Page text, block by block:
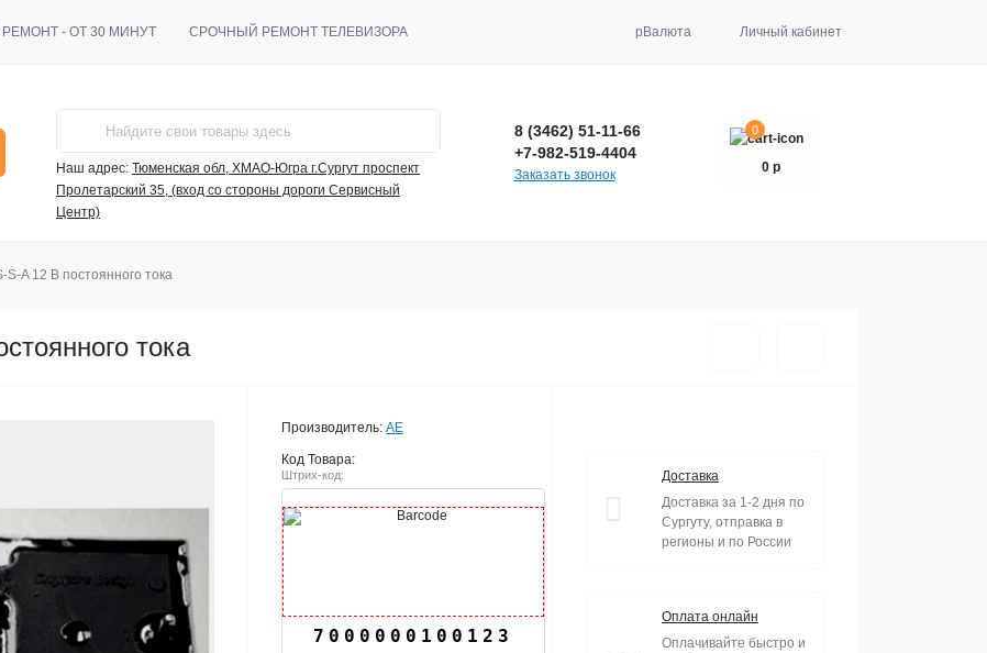
- ОТ 30 МИНУТ СРОЧНЫЙ РЕМОНТ ТЕЛЕВИЗОРА р Валюта Личный кабинет
Наш адрес: Тюменская обл, ХМАО-Югра г.Сургут проспект
Пролетарский 35, (вход со стороны дороги Сервисный
Центр)
8 (3462) 51-11-66
+7-982-519-4404
Заказать звонок
0
0 р
S-A 12 В постоянного тока
тока
Производитель: AE
Код Товара:
Штрих-код:
7000000100123
Доставка
Доставка за 1-2 дня по
Сургуту, отправка в
регионы и по России
Оплата онлайн
Оплачивайте быстро и